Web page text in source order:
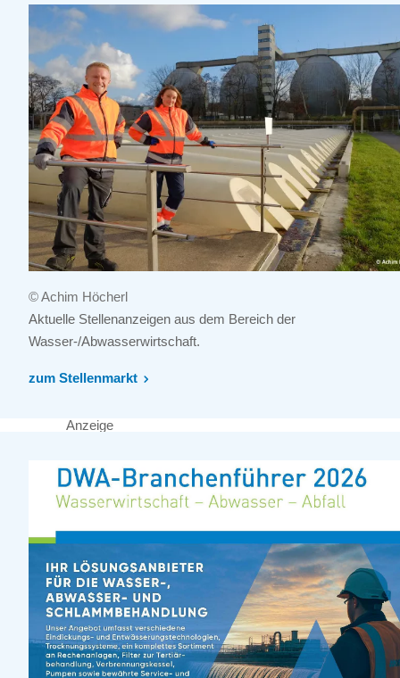
© Achim Höcherl
Aktuelle Stellenanzeigen aus dem Bereich der
Wasser-/Abwasserwirtschaft.
zum Stellenmarkt
Anzeige